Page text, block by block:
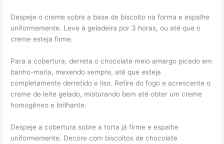
Despeje o creme sobre a base de biscoito na forma e espalhe
uniformemente. Leve à geladeira por 3 horas, ou até que o
creme esteja firme.
Para a cobertura, derreta o chocolate meio amargo picado em
banho-maria, mexendo sempre, até que esteja
completamente derretido e liso. Retire do fogo e acrescente o
creme de leite gelado, misturando bem até obter um creme
homogêneo e brilhante.
Despeje a cobertura sobre a torta já firme e espalhe
uniformemente. Decore com biscoitos de chocolate